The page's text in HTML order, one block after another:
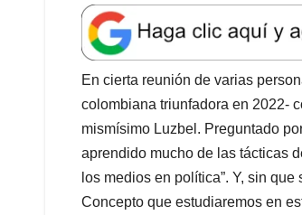
a
t
s
A
p
p
e
b
o
o
k
k
e
d
I
n
l
e
a
d
s
En cierta reunión de varias
colombiana triunfadora en 2022-
mismísimo Luzbel. Preguntado
aprendido mucho de las tácticas
los medios en política”. Y, sin
Concepto que estudiaremos en